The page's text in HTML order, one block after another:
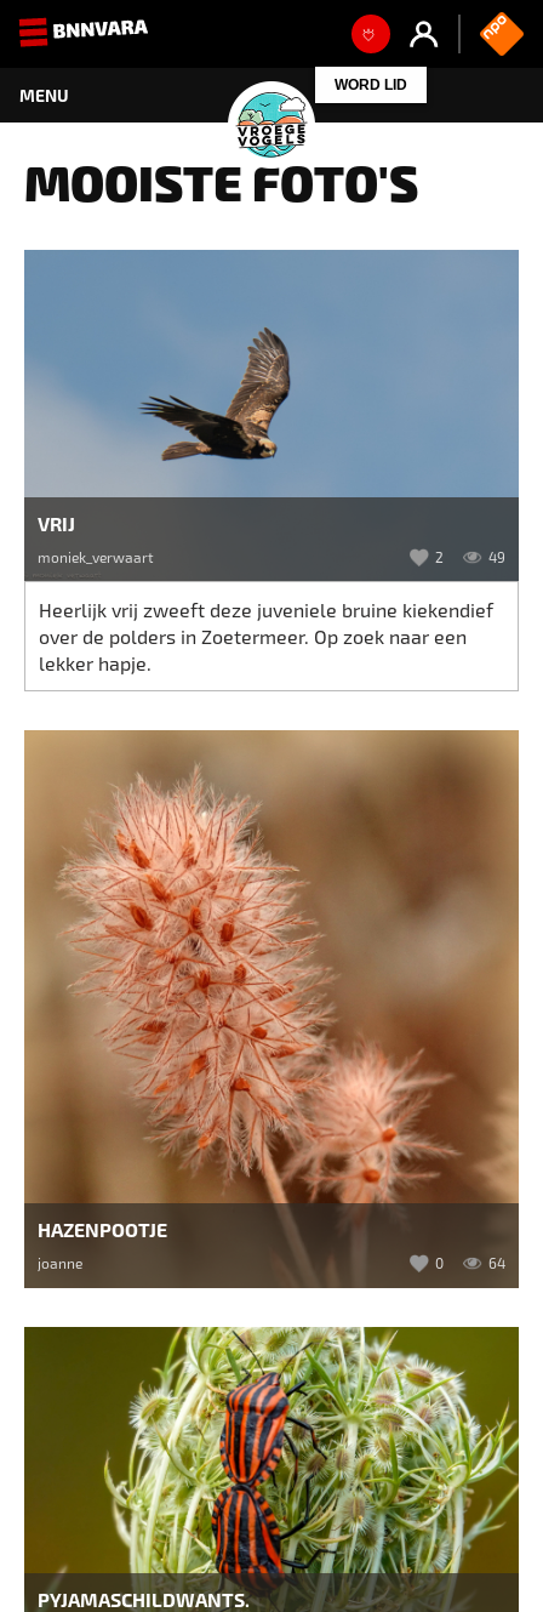
WORD LID
MOOISTE FOTO'S
VRIJ
moniek_verwaart 2 49
Heerlijk vrij zweeft deze juveniele bruine kiekendief
over de polders in Zoetermeer. Op zoek naar een
lekker hapje.
HAZENPOOTJE
joanne 0 64
PYJAMASCHILDWANTS.